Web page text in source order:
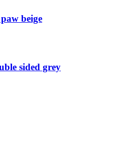
beige
sided grey